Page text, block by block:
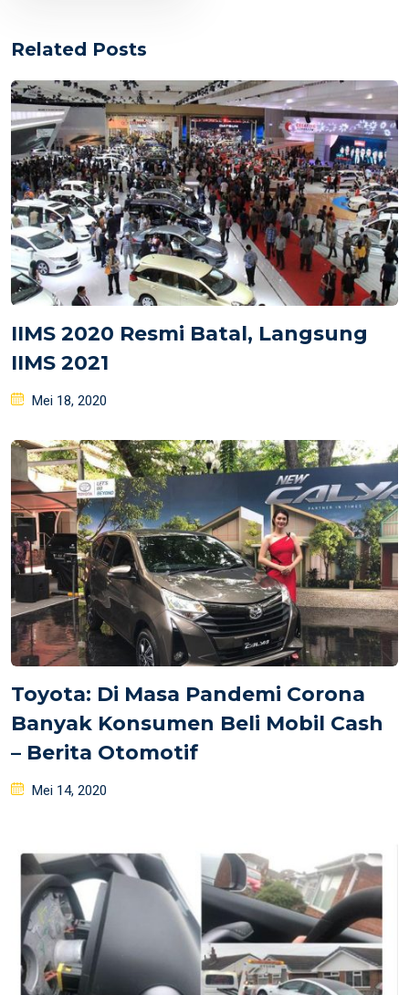
Related Posts
IIMS 2020 Resmi Batal, Langsung
IIMS 2021
Posted
Mei 18, 2020
Toyota: Di Masa Pandemi Corona
Banyak Konsumen Beli Mobil Cash
– Berita Otomotif
Posted
Mei 14, 2020